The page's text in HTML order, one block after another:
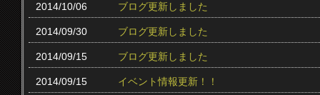
2014/10/06 ブログ更新しました
2014/09/30 ブログ更新しました
2014/09/15 ブログ更新しました
2014/09/15 イベント情報更新！！